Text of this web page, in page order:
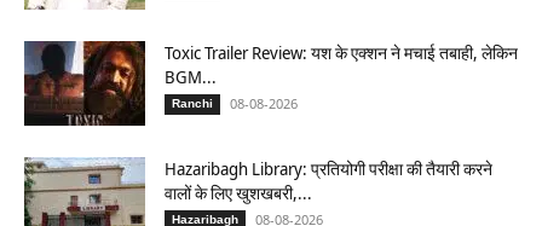
Toxic Trailer Review: यश के एक्शन ने मचाई तबाही, लेकिन
BGM...
Ranchi 08-08-2026
Hazaribagh Library: प्रतियोगी परीक्षा की तैयारी करने
वालों के लिए खुशखबरी,...
Hazaribagh 08-08-2026